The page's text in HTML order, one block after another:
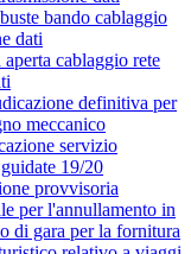
bando cablaggio
dati
cablaggio rete
definitiva per
meccanico
servizio
19/20
provvisoria
per l'annullamento in
di gara per la fornitura